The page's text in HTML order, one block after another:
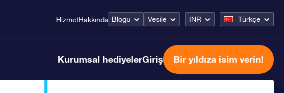
HizmetHakkında Blogu Vesile INR Türkçe
Kurumsal hediyelerGiriş Bir yıldıza isim verin!